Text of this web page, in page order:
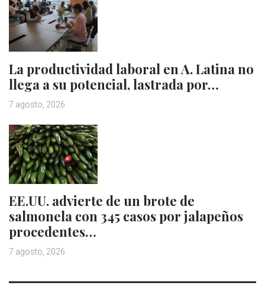
La productividad laboral en A. Latina no
llega a su potencial, lastrada por…
7 agosto, 2026
EE.UU. advierte de un brote de
salmonela con 345 casos por jalapeños
procedentes…
7 agosto, 2026